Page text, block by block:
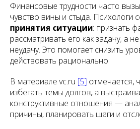
Финансовые трудности часто
чувство вины и стыда. Психологи
принятия ситуации: признать
рассматривать его как задачу, а
неудачу. Это помогает снизить
действовать рационально.
В материале vc.ru [5] отмечается,
избегать темы долгов, а
конструктивные отношения —
причины, планировать шаги и